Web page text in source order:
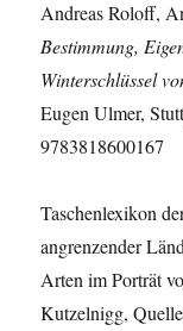
Andreas Roloff,
Bestimmung,
Winterschlüssel
Eugen Ulmer,
9783818600167
Taschenlexikon
angrenzender
Arten im Porträt
Kutzelnigg,